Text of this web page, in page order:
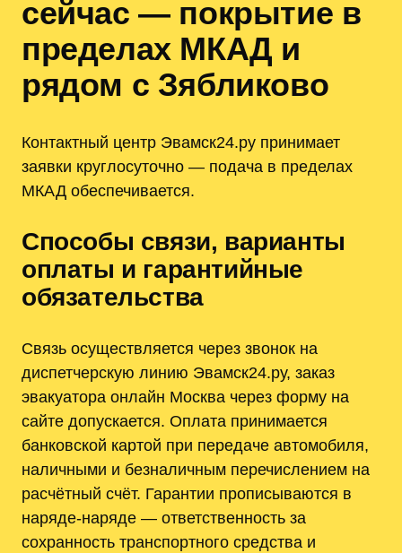
сейчас — покрытие в
пределах МКАД и
рядом с Зябликово
Контактный центр Эвамск24.ру принимает
заявки круглосуточно ― подача в пределах
МКАД обеспечивается.
Способы связи, варианты
оплаты и гарантийные
обязательства
Связь осуществляется через звонок на
диспетчерскую линию Эвамск24.ру, заказ
эвакуатора онлайн Москва через форму на
сайте допускается. Оплата принимается
банковской картой при передаче автомобиля,
наличными и безналичным перечислением на
расчётный счёт. Гарантии прописываются в
наряде-наряде — ответственность за
сохранность транспортного средства и